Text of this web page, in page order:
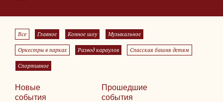
Все Главное Конное шоу Музыкальное
Оркестры в парках Развод караулов Спасская башня детям
Спортивное
Новые
события
Прошедшие
события